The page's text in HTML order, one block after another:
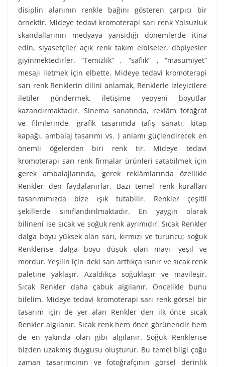
disiplin alanının renkle bağını gösteren çarpıcı bir
örnektir. Mideye tedavi kromoterapi sarı renk Yolsuzluk
skandallarının medyaya yansıdığı dönemlerde itina
edin, siyasetçiler açık renk takım elbiseler, döpiyesler
giyinmektedirler. “Temizlik” , “saflık” , “masumiyet”
mesajı iletmek için elbette. Mideye tedavi kromoterapi
sarı renk Renklerin dilini anlamak, Renklerle izleyicilere
iletiler göndermek, iletişime yepyeni boyutlar
kazandırmaktadır. Sinema sanatında, reklâm fotoğraf
ve filmlerinde, grafik tasarımda (afiş sanatı, kitap
kapağı, ambalaj tasarımı vs. ) anlamı güçlendirecek en
önemli öğelerden biri renk tir. Mideye tedavi
kromoterapi sarı renk firmalar ürünleri satabilmek için
gerek ambalajlarında, gerek reklâmlarında özellikle
Renkler den faydalanırlar. Bazı temel renk kuralları
tasarımımızda bize ışık tutabilir. Renkler çeşitli
şekillerde sınıflandırılmaktadır. En yaygın olarak
bilineni ise sıcak ve soğuk renk ayrımıdır. Sıcak Renkler
dalga boyu yüksek olan sarı, kırmızı ve turuncu; soğuk
Renklerise dalga boyu düşük olan mavi, yeşil ve
mordur. Yeşilin için deki sarı arttıkça ısınır ve sıcak renk
paletine yaklaşır. Azaldıkça soğuklaşır ve mavileşir.
Sıcak Renkler daha çabuk algılanır. Öncelikle bunu
bilelim. Mideye tedavi kromoterapi sarı renk görsel bir
tasarım için de yer alan Renkler den ilk önce sıcak
Renkler algılanır. Sıcak renk hem önce görünendir hem
de en yakında olan gibi algılanır. Soğuk Renklerise
bizden uzakmış duygusu oluşturur. Bu temel bilgi çoğu
zaman tasarımcının ve fotoğrafçının görsel derinlik